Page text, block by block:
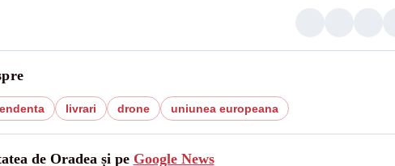
livrari drone uniunea europeana
de Oradea și pe Google News